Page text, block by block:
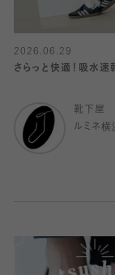
2026.06.29
さらっと快適！吸水速
靴下屋
ルミネ横